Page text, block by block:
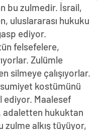
bu zulmedir. İsrail,
uluslararası hukuku
ediyor.
felsefelere,
Zulümle
silmeye çalışıyorlar.
kostümünü
ediyor. Maalesef
adaletten hukuktan
zulme alkış tüyüyor,